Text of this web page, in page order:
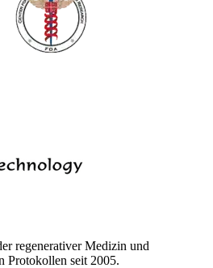
regenerativer Medizin und
Protokollen seit 2005.